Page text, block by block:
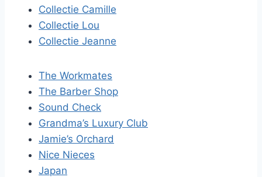
Collectie Camille
Collectie Lou
Collectie Jeanne
The Workmates
The Barber Shop
Sound Check
Grandma’s Luxury Club
Jamie’s Orchard
Nice Nieces
Japan